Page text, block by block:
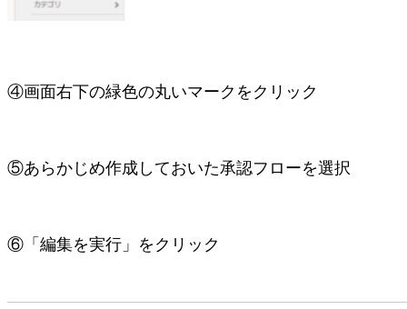
④画面右下の緑色の丸いマークをクリック
⑤あらかじめ作成しておいた承認フローを選択
⑥「編集を実行」をクリック